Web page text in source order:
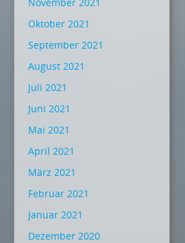
Oktober 2021
September 2021
August 2021
Juli 2021
Juni 2021
Mai 2021
April 2021
März 2021
Februar 2021
Januar 2021
Dezember 2020